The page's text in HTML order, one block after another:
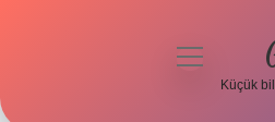
menüyü
Küçük